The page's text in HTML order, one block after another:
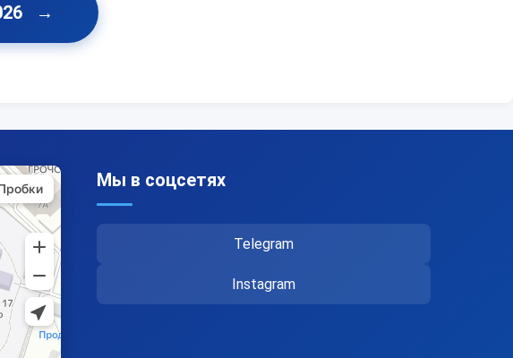
→
Мы в соцсетях
Telegram
Instagram